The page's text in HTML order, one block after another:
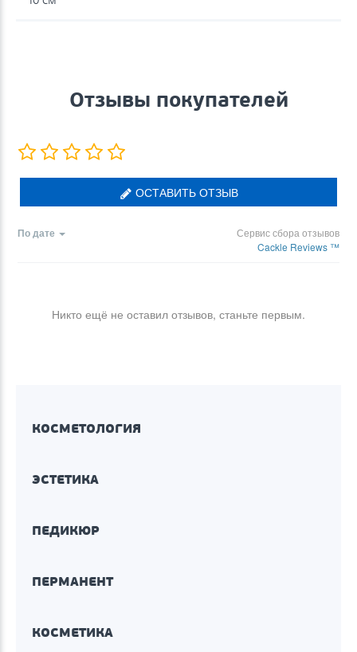
Отзывы покупателей
ОСТАВИТЬ ОТЗЫВ
По дате
Сервис сбора отзывов
Cackle Reviews ™
Никто ещё не оставил отзывов, станьте первым.
КОСМЕТОЛОГИЯ
ЭСТЕТИКА
ПЕДИКЮР
ПЕРМАНЕНТ
КОСМЕТИКА